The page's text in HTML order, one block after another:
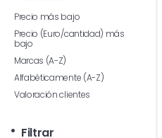
Precio más bajo
Precio (Euro/cantidad) más
bajo
Marcas (A-Z)
Alfabéticamente (A-Z)
Valoración clientes
Filtrar